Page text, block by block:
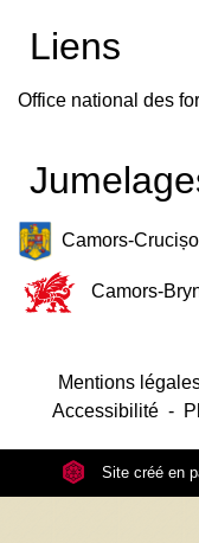
Liens
Office national des
Camors-
Camors-
Mentions
Accessibilité -
Site créé en